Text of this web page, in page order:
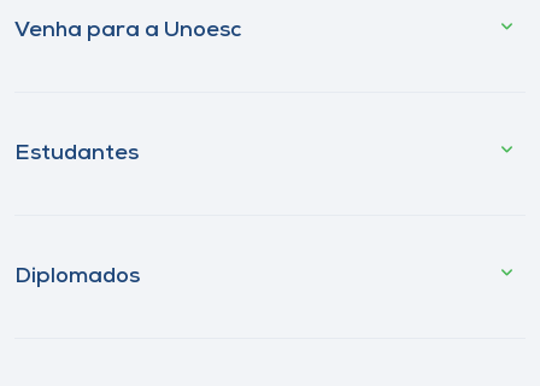
Venha para a Unoesc
Estudantes
Diplomados